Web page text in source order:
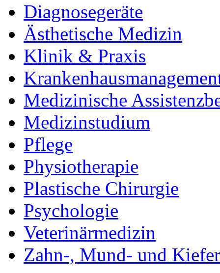
Diagnosegeräte
Ästhetische Medizin
Klinik & Praxis
Medizinische
Medizinstudium
Pflege
Physiotherapie
Plastische Chirurgie
Psychologie
Veterinärmedizin
Zahn-, Mund- und